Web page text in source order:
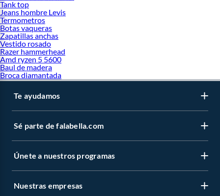
Tank top
Jeans hombre Levis
Termometros
Botas vaqueras
Zapatillas anchas
Vestido rosado
Razer hammerhead
Amd ryzen 5 5600
Baul de madera
Broca diamantada
Te ayudamos
Sé parte de falabella.com
Únete a nuestros programas
Nuestras empresas